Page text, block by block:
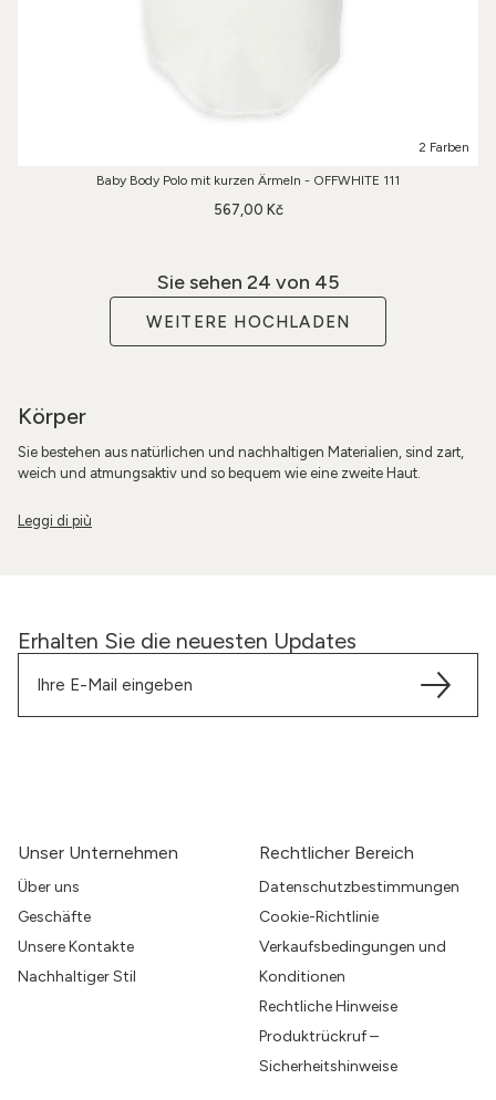
2 Farben
Baby Body Polo mit kurzen Ärmeln - OFFWHITE 111
567,00 Kč
Sie sehen 24 von 45
WEITERE HOCHLADEN
Körper
Sie bestehen aus natürlichen und nachhaltigen Materialien, sind zart,
weich und atmungsaktiv und so bequem wie eine zweite Haut.
Erhalten Sie die neuesten Updates
Unser Unternehmen
Über uns
Geschäfte
Unsere Kontakte
Nachhaltiger Stil
Rechtlicher Bereich
Datenschutzbestimmungen
Cookie-Richtlinie
Verkaufsbedingungen und
Konditionen
Rechtliche Hinweise
Produktrückruf –
Sicherheitshinweise